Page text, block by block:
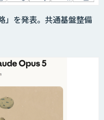
」を発表。共通基盤整備